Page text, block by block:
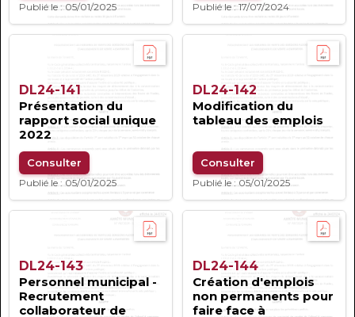
Publié le : 05/01/2025 Publié le : 17/07/2024
DL24-141
Présentation du
rapport social unique
2022
Consulter
Publié le : 05/01/2025
DL24-142
Modification du
tableau des emplois
Consulter
Publié le : 05/01/2025
DL24-143
Personnel municipal -
Recrutement
collaborateur de
DL24-144
Création d'emplois
non permanents pour
faire face à